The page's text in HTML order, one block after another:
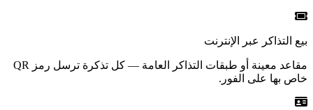
بيع التذاكر عبر الإنترنت
مقاعد معينة أو طبقات التذاكر العامة — كل تذكرة ترسل رمز QR
خاص بها على الفور.